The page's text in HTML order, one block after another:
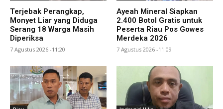
Terjebak Perangkap,
Monyet Liar yang Diduga
Serang 18 Warga Masih
Diperiksa
7 Agustus 2026 -11:20
Ayeah Mineral Siapkan
2.400 Botol Gratis untuk
Peserta Riau Pos Gowes
Merdeka 2026
7 Agustus 2026 -11:09